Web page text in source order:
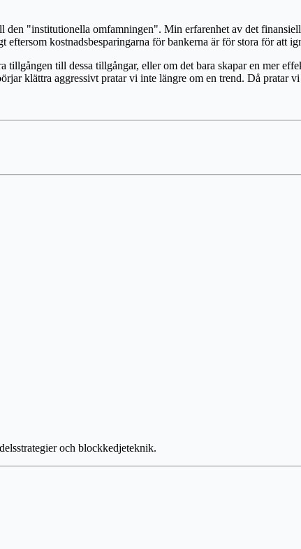
"institutionella omfamningen". Min erfarenhet av det
kostnadsbesparingarna för bankerna är för stora för att
tillgången till dessa tillgångar, eller om det bara skapar en mer
klättra aggressivt pratar vi inte längre om en trend. Då pratar
och blockkedjeteknik.